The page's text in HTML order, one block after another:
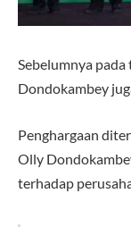
Sebelumnya
Dondokambey
Penghargaan
Olly
terhadap